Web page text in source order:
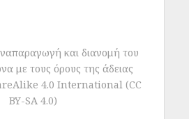
και διανομή του
με τους όρους της άδειας
4.0 International (CC
BY-SA 4.0)